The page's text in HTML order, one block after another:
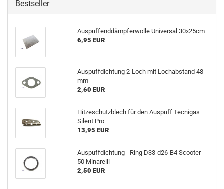
Bestseller
Auspuffenddämpferwolle Universal 30x25cm
6,95 EUR
Auspuffdichtung 2-Loch mit Lochabstand 48
mm
2,60 EUR
Hitzeschutzblech für den Auspuff Tecnigas
Silent Pro
13,95 EUR
Auspuffdichtung - Ring D33-d26-B4 Scooter
50 Minarelli
2,50 EUR